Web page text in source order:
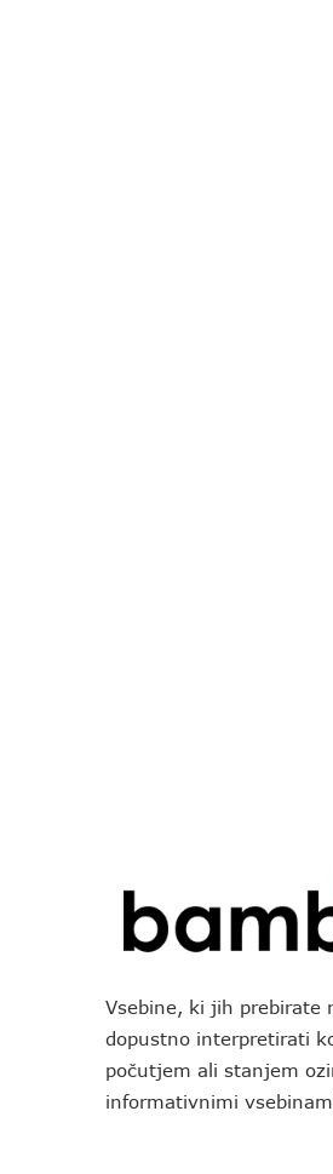
Vsebine, ki jih prebirate
dopustno interpretirati
počutjem ali stanjem
informativnimi